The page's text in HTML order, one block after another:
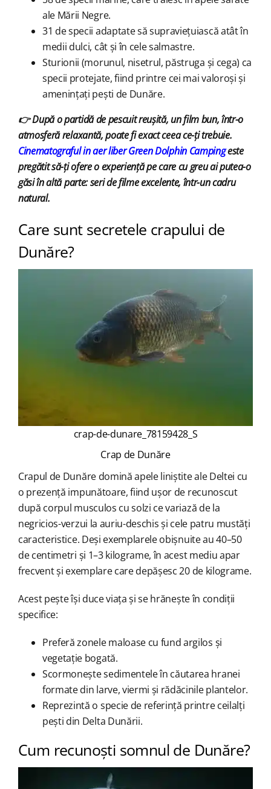
ale Mării Negre.
31 de specii adaptate să supraviețuiască atât în
medii dulci, cât și în cele salmastre.
Sturionii (morunul, nisetrul, păstruga și cega) ca
specii protejate, fiind printre cei mai valoroși și
amenințați pești de Dunăre.
👉După o partidă de pescuit reușită, un film bun, într-o
atmosferă relaxantă, poate fi exact ceea ce-ți trebuie.
Cinematograful in aer liber Green Dolphin Campingeste
pregătit să-ți ofere o experiență pe care cu greu ai putea-o
găsi în altă parte: seri de filme excelente, într-un cadru
natural.
Care sunt secretele crapului de
Dunăre?
crap-de-dunare_78159428_S
Crap de Dunăre
Crapul de Dunăre domină apele liniștite ale Deltei cu
o prezență impunătoare, fiind ușor de recunoscut
după corpul musculos cu solzi ce variază de la
negricios-verzui la auriu-deschis și cele patru mustăți
caracteristice. Deși exemplarele obișnuite au 40–50
de centimetri și 1–3 kilograme, în acest mediu apar
frecvent și exemplare care depășesc 20 de kilograme.
Acest pește își duce viața și se hrănește în condiții
specifice:
Preferă zonele maloase cu fund argilos și
vegetație bogată.
Scormonește sedimentele în căutarea hranei
formate din larve, viermi și rădăcinile plantelor.
Reprezintă o specie de referință printre ceilalți
pești din Delta Dunării.
Cum recunoști somnul de Dunăre?